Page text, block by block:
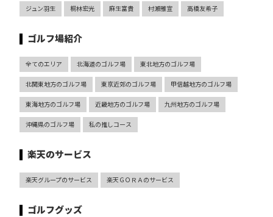
ジュン羽生 桐林宏光 麻生富貴 村瀬雅宣 高橋友希子
ゴルフ場紹介
全てのエリア 北海道のゴルフ場 東北地方のゴルフ場
北関東地方のゴルフ場 東京近郊のゴルフ場 甲信越地方のゴルフ場
東海地方のゴルフ場 近畿地方のゴルフ場 九州地方のゴルフ場
沖縄県のゴルフ場 私の推しコース
楽天のサービス
楽天グループのサービス 楽天ＧＯＲＡのサービス
ゴルフグッズ